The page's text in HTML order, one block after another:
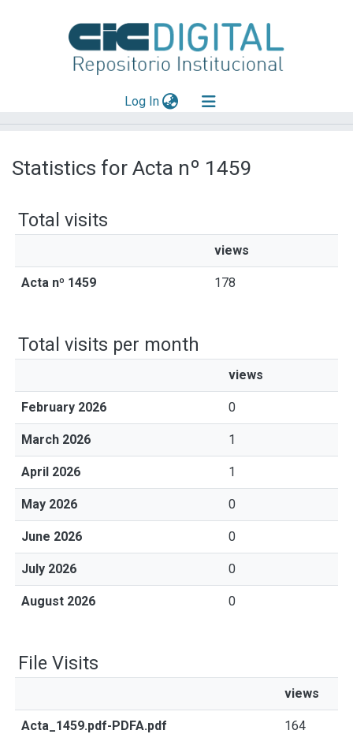
Log In(current)
Mas información
Statistics for Acta nº 1459
Total visits
views
Acta nº 1459 178
Total visits per month
views
February 2026 0
March 2026 1
April 2026 1
May 2026 0
June 2026 0
July 2026 0
August 2026 0
File Visits
views
Acta_1459.pdf-PDFA.pdf 164